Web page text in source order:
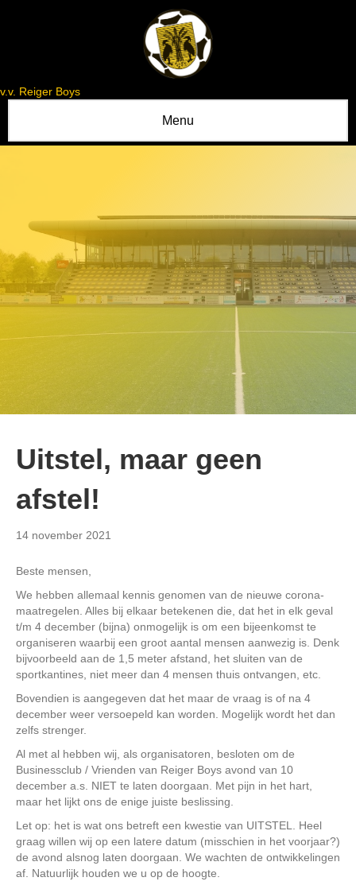
v.v. Reiger Boys
Menu
Uitstel, maar geen
afstel!
14 november 2021
Beste mensen,
We hebben allemaal kennis genomen van de nieuwe corona-
maatregelen. Alles bij elkaar betekenen die, dat het in elk geval
t/m 4 december (bijna) onmogelijk is om een bijeenkomst te
organiseren waarbij een groot aantal mensen aanwezig is. Denk
bijvoorbeeld aan de 1,5 meter afstand, het sluiten van de
sportkantines, niet meer dan 4 mensen thuis ontvangen, etc.
Bovendien is aangegeven dat het maar de vraag is of na 4
december weer versoepeld kan worden. Mogelijk wordt het dan
zelfs strenger.
Al met al hebben wij, als organisatoren, besloten om de
Businessclub / Vrienden van Reiger Boys avond van 10
december a.s. NIET te laten doorgaan. Met pijn in het hart,
maar het lijkt ons de enige juiste beslissing.
Let op: het is wat ons betreft een kwestie van UITSTEL. Heel
graag willen wij op een latere datum (misschien in het voorjaar?)
de avond alsnog laten doorgaan. We wachten de ontwikkelingen
af. Natuurlijk houden we u op de hoogte.